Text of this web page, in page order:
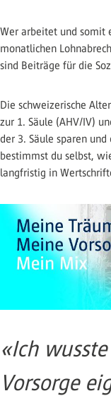
Wer arbeitet und somit
monatlichen
sind Beiträge für die
Die schweizerische
zur 1. Säule (AHV/IV)
der 3. Säule sparen und
bestimmst du selbst,
langfristig in
«Ich
Vorsorge